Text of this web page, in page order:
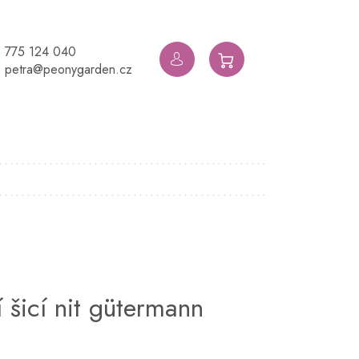
775 124 040
petra@peonygarden.cz
nit gütermann